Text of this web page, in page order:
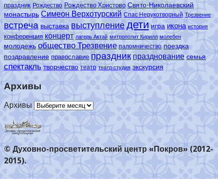
праздник Рождество Рождество Христово Свято-Николаевский
монастырь Симеон Верхотурский Спас Нерукотворный Трезвение
встреча выставка выступлениедети игра икона история
конференция концерт лагерь Актай митрополит Кирилл молебен
молодежь общество Трезвение паломничество поездка
поздравление православие праздник празднование семья
спектакль творчество театр театр-студия экскурсия
Архивы
Архивы
© Духовно-просветительский центр «Покров» (2012-
2015).